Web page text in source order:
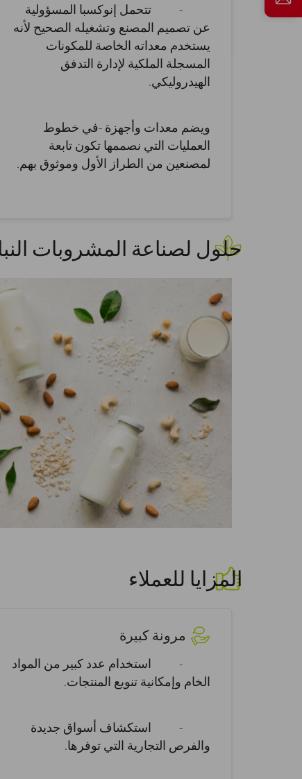
- تتحمل إنوكسبا المسؤولية
عن تصميم المصنع وتشغيله الصحيح لأنه
يستخدم معداته الخاصة للمكونات
المسجلة الملكية لإدارة التدفق
الهيدروليكي.
ويضم معدات وأجهزة -في خطوط
العمليات التي نصممها تكون تابعة
لمصنعين من الطراز الأول وموثوق بهم.
حلول لصناعة المشروبات
المزايا للعملاء
مرونة كبيرة
- استخدام عدد كبير من المواد
الخام وإمكانية تنويع المنتجات.
- استكشاف أسواق جديدة
والفرص التجارية التي توفرها.